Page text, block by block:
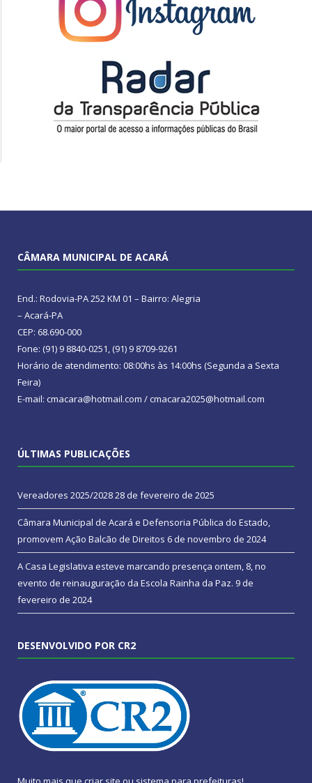
CÂMARA MUNICIPAL DE ACARÁ
End.: Rodovia-PA 252 KM 01 – Bairro: Alegria
– Acará-PA
CEP: 68.690-000
Fone: (91) 9 8840-0251, (91) 9 8709-9261
Horário de atendimento: 08:00hs às 14:00hs (Segunda a Sexta
Feira)
E-mail: cmacara@hotmail.com / cmacara2025@hotmail.com
ÚLTIMAS PUBLICAÇÕES
Vereadores 2025/202828 de fevereiro de 2025
Câmara Municipal de Acará e Defensoria Pública do Estado,
promovem Ação Balcão de Direitos 6 de novembro de 2024
A Casa Legislativa esteve marcando presença ontem, 8, no
evento de reinauguração da Escola Rainha da Paz. 9 de
fevereiro de 2024
DESENVOLVIDO POR CR2